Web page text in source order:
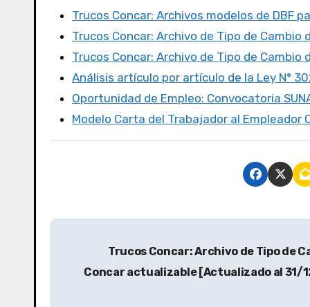
e
b
o
o
k
te
r
o
d
o
n
p
ar
tir
Trucos Concar: Archivos modelos de DBF
Trucos Concar: Archivo de Tipo de Cambio
Trucos Concar: Archivo de Tipo de Cambio
Análisis artículo por artículo de la Ley N°
Oportunidad de Empleo: Convocatoria
Modelo Carta del Trabajador al Empleador
Trucos Concar: Archivo de Tipo de
Concar actualizable [Actualizado al 31/